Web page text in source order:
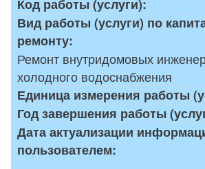
Код работы (услуги):
Вид работы (услуги) по
ремонту:
Ремонт внутридомовых
холодного водоснабжения
Единица измерения работы
Год завершения работы
Дата актуализации
пользователем: